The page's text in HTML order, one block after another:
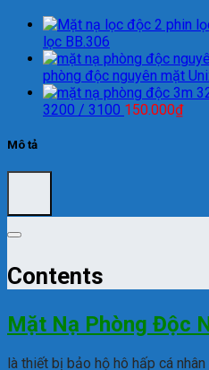
lọc BB.306
phòng độc nguyên mặt
3200 / 3100 150.000₫
Mô tả
Contents
Mặt Nạ Phòng Độc
là thiết bị bảo hộ hô hấp cá